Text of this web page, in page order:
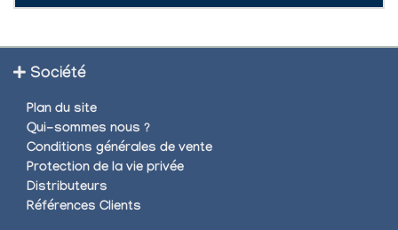
Société
Plan du site
Qui-sommes nous ?
Conditions générales de vente
Protection de la vie privée
Distributeurs
Références Clients